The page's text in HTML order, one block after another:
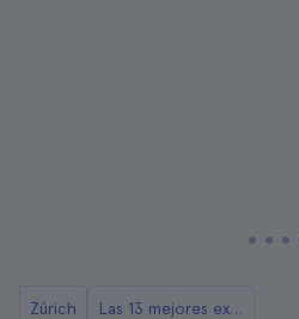
Zúrich Las 13 mejores excursiones desde Zúrich